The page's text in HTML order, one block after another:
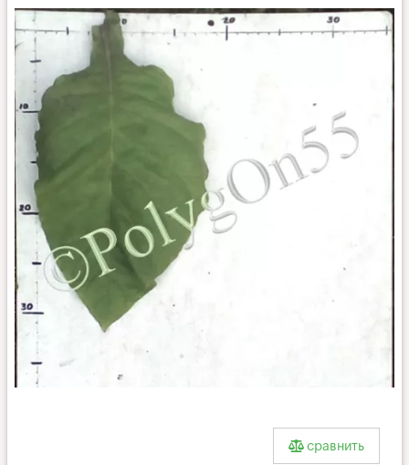
Jamaica
Wrapper
цвет
сравнить